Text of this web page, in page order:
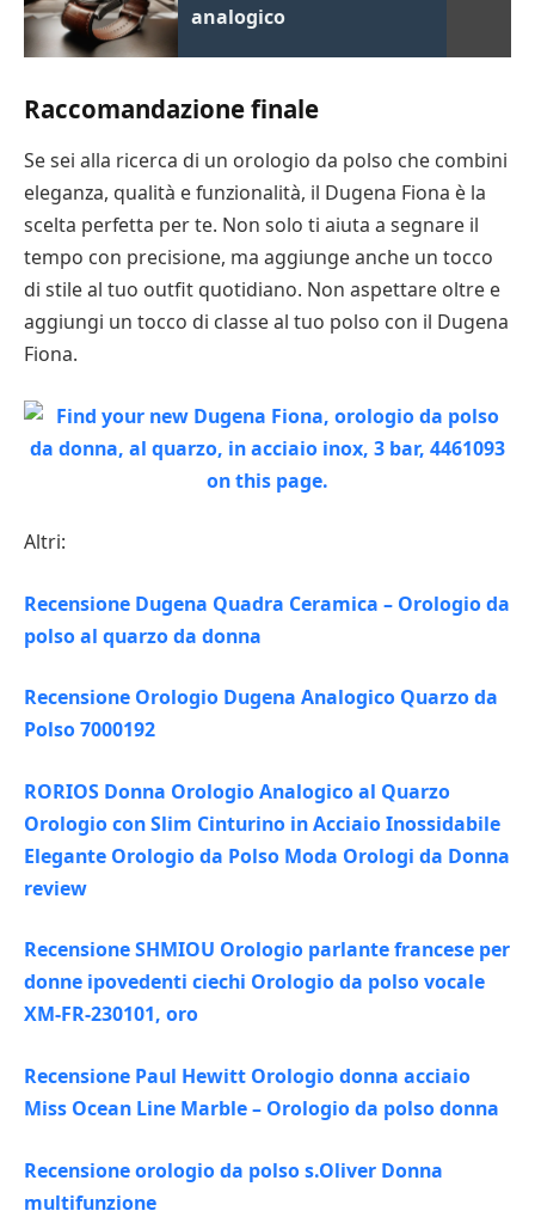
analogico
Raccomandazione finale
Se sei alla ricerca di un orologio da polso che combini
eleganza, qualità e funzionalità, il Dugena Fiona è la
scelta perfetta per te. Non solo ti aiuta a segnare il
tempo con precisione, ma aggiunge anche un tocco
di stile al tuo outfit quotidiano. Non aspettare oltre e
aggiungi un tocco di classe al tuo polso con il Dugena
Fiona.
Altri:
Recensione Dugena Quadra Ceramica – Orologio da
polso al quarzo da donna
Recensione Orologio Dugena Analogico Quarzo da
Polso 7000192
RORIOS Donna Orologio Analogico al Quarzo
Orologio con Slim Cinturino in Acciaio Inossidabile
Elegante Orologio da Polso Moda Orologi da Donna
review
Recensione SHMIOU Orologio parlante francese per
donne ipovedenti ciechi Orologio da polso vocale
XM-FR-230101, oro
Recensione Paul Hewitt Orologio donna acciaio
Miss Ocean Line Marble – Orologio da polso donna
Recensione orologio da polso s.Oliver Donna
multifunzione